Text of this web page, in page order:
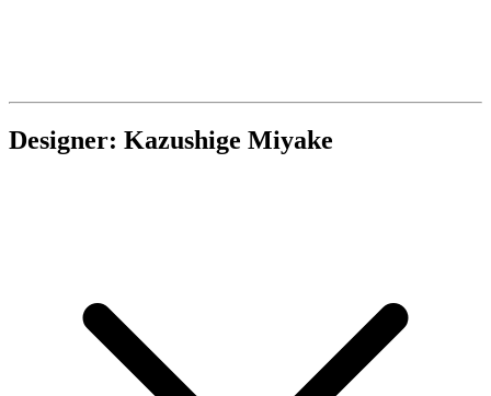
Designer: Kazushige Miyake